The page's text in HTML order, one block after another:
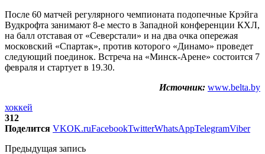
После 60 матчей регулярного чемпионата подопечные Крэйга
Вудкрофта занимают 8-е место в Западной конференции КХЛ,
на балл отставая от «Северстали» и на два очка опережая
московский «Спартак», против которого «Динамо» проведет
следующий поединок. Встреча на «Минск-Арене» состоится 7
февраля и стартует в 19.30.
Источник: www.belta.by
хоккей
312
Поделится VKOK.ruFacebookTwitterWhatsAppTelegramViber
Предыдущая запись